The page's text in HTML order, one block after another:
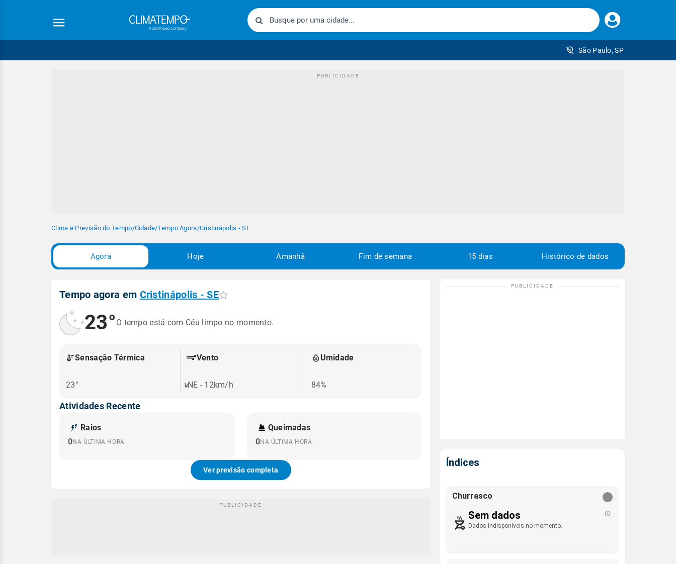
Faça
seu
São Paulo, SP
Clima e Previsão do Tempo/Cidade/Tempo Agora/Cristinápolis - SE
Agora Hoje Amanhã Fim de semana 15 dias Histórico de dados
Tempo agora em Cristinápolis - SE
23° O tempo está com Céu limpo no momento.
Sensação Térmica
23°
Vento
NE - 12km/h
Umidade
84%
Atividades Recente
Raios
0NA ÚLTIMA HORA
Queimadas
0NA ÚLTIMA HORA
Ver previsão completa
Índices
Churrasco
Sem dados
Dados indisponíveis no momento.